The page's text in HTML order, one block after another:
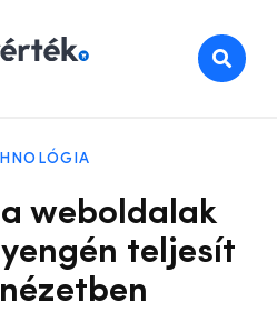
weboldalak
teljesít